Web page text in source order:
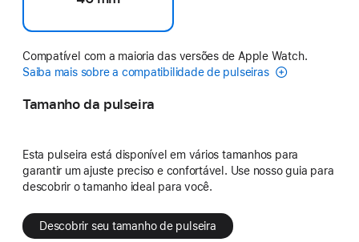
Compatível com a maioria das versões de Apple Watch.
Saiba mais sobre a compatibilidade de pulseiras
Tamanho da pulseira
Esta pulseira está disponível em vários tamanhos para
garantir um ajuste preciso e confortável. Use nosso guia para
descobrir o tamanho ideal para você.
Descobrir seu tamanho de pulseira